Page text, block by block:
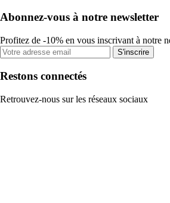
Abonnez-vous à notre newsletter
Profitez de -10% en vous inscrivant à notre
S'inscrire
Restons connectés
Retrouvez-nous sur les réseaux sociaux